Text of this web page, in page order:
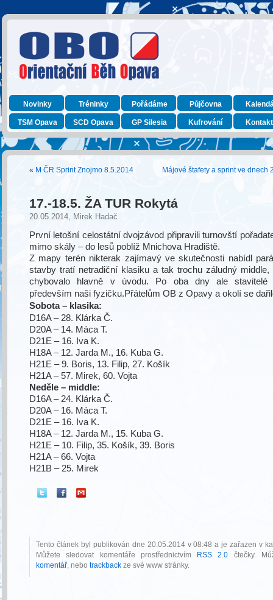
Novinky Tréninky Pořádáme Půjčovna
TSM Opava SCD Opava GP Silesia Kufrování
« M ČR Sprint Znojmo 8.5.2014 Májové štafety a sprint ve dnech
17.-18.5. ŽA TUR Rokytá
20.05.2014, Mirek Hadač
První letošní celostátní dvojzávod připravili turnovští
mimo skály – do lesů poblíž Mnichova Hradiště.
Z mapy terén nikterak zajímavý ve skutečnosti nabídl
stavby tratí netradiční klasiku a tak trochu záludný
chybovalo hlavně v úvodu. Po oba dny ale stavitelé
především naši fyzičku.Přátelům OB z Opavy a okolí se
Sobota – klasika:
D16A – 28. Klárka Č.
D20A – 14. Máca T.
D21E – 16. Iva K.
H18A – 12. Jarda M., 16. Kuba G.
H21E – 9. Boris, 13. Filip, 27. Košík
H21A – 57. Mirek, 60. Vojta
Neděle – middle:
D16A – 24. Klárka Č.
D20A – 16. Máca T.
D21E – 16. Iva K.
H18A – 12. Jarda M., 15. Kuba G.
H21E – 10. Filip, 35. Košík, 39. Boris
H21A – 66. Vojta
H21B – 25. Mirek
Tento článek byl publikován dne 20.05.2014 v 08:48 a je zařazen v
Můžete sledovat komentáře prostřednictvím
RSS 2.0 čtečky.
komentář, nebo trackback ze své www stránky.